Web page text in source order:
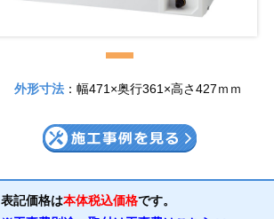
外形寸法 ：幅471×奥行361×高さ427ｍｍ
表記価格は本体税込価格です。